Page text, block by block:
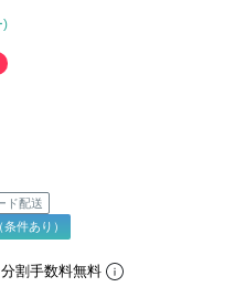
)
ド配送
件あり）
割手数料無料